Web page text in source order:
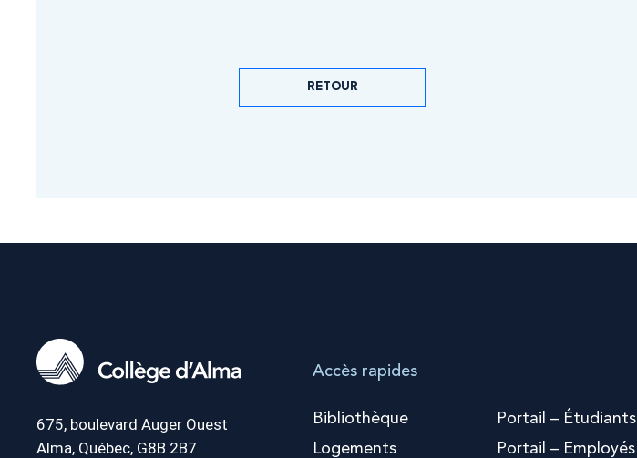
RETOUR
675, boulevard Auger Ouest
Alma, Québec, G8B 2B7
Accès rapides
Bibliothèque
Logements
Portail – Étudiants
Portail – Employés